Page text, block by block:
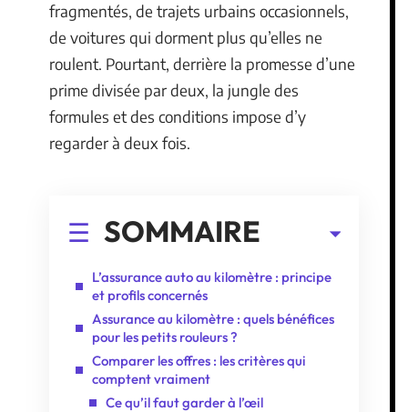
fragmentés, de trajets urbains occasionnels,
de voitures qui dorment plus qu’elles ne
roulent. Pourtant, derrière la promesse d’une
prime divisée par deux, la jungle des
formules et des conditions impose d’y
regarder à deux fois.
SOMMAIRE
L’assurance auto au kilomètre : principe
et profils concernés
Assurance au kilomètre : quels bénéfices
pour les petits rouleurs ?
Comparer les offres : les critères qui
comptent vraiment
Ce qu’il faut garder à l’œil